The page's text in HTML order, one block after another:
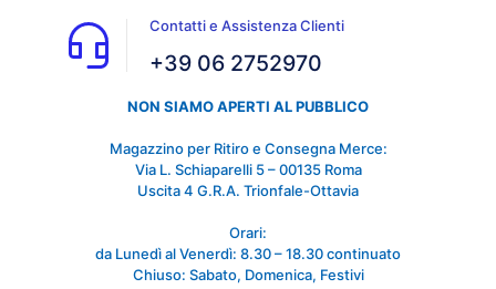
Contatti e Assistenza Clienti
+39 06 2752970
NON SIAMO APERTI AL PUBBLICO
Magazzino per Ritiro e Consegna Merce:
Via L. Schiaparelli 5 – 00135 Roma
Uscita 4 G.R.A. Trionfale-Ottavia
Orari:
da Lunedì al Venerdì: 8.30 – 18.30 continuato
Chiuso: Sabato, Domenica, Festivi